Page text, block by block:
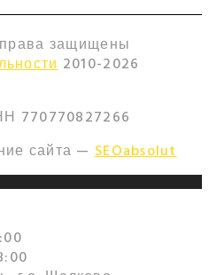
защищены
2010-2026
770770827266
сайта — SEOabsolut